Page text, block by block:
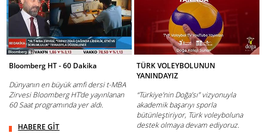
Bloomberg HT - 60 Dakika
Dünyanın en büyük amfi dersi t-MBA
Zirvesi Bloomberg HT’de yayınlanan
60 Saat programında yer aldı.
HABERE GİT
TÜRK VOLEYBOLUNUN
YANINDAYIZ
“Türkiye’nin Doğa’sı” vizyonuyla
akademik başarıyı sporla
bütünleştiriyor, Türk voleyboluna
destek olmaya devam ediyoruz.